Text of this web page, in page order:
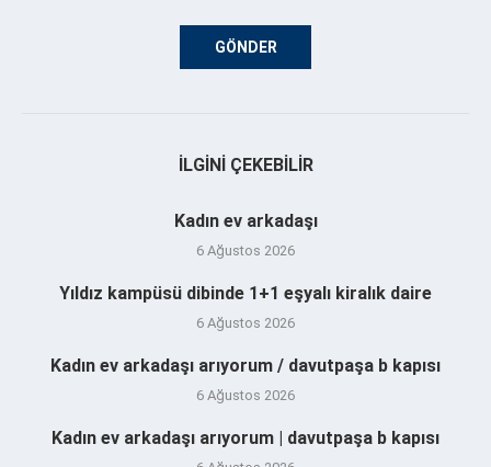
İLGINI ÇEKEBILIR
Kadın ev arkadaşı
6 Ağustos 2026
Yıldız kampüsü dibinde 1+1 eşyalı kiralık daire
6 Ağustos 2026
Kadın ev arkadaşı arıyorum / davutpaşa b kapısı
6 Ağustos 2026
Kadın ev arkadaşı arıyorum | davutpaşa b kapısı